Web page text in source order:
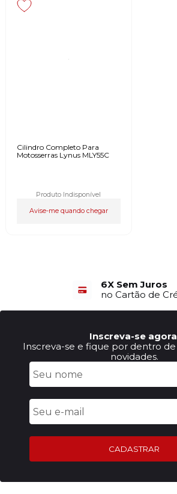
Cilindro Completo Para
Motosserras Lynus MLY55C
Produto Indisponível
Avise-me quando chegar
6X Sem Juros
no Cartão de
Inscreva-se
Inscreva-se e fique por dentro
novidades.
CADASTRAR